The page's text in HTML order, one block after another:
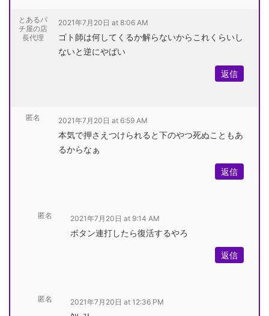
とあるパ
チ屋の店
長代理
2021年7月20日 at 8:06 AM
ゴト師は何してくるか解らないからこれくらいし
ないと逆にやばい
返信
匿名 2021年7月20日 at 6:59 AM
本気で押さえつけられると下のやつ死ぬこともあ
るからなぁ
返信
匿名 2021年7月20日 at 9:14 AM
ボタン連打したら復活するやろ
返信
匿名 2021年7月20日 at 12:36 PM